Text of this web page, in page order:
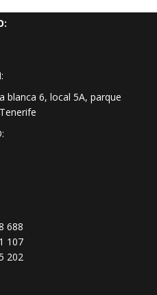
blanca 6, local 5A, parque
688
107
202